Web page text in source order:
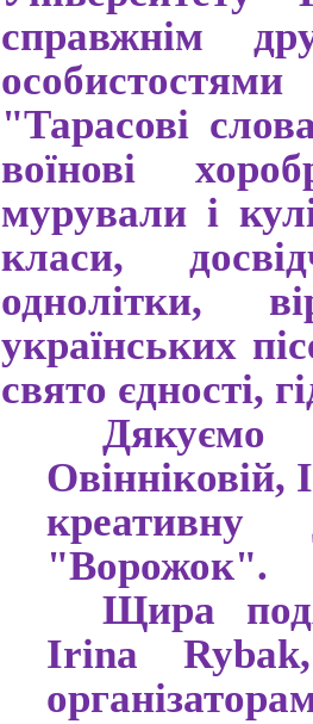
справжнім
"Тарасові
воїнові
мурували і
класи,
однолітки,
українських
свято єдності,
Дякуємо
Овінніковій,
креативну
"Ворожок".
Щира
Irina